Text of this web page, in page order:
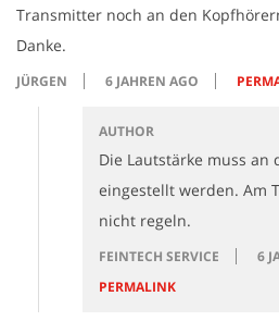
Transmitter noch an den
Danke.
JÜRGEN 6 JAHREN AGO
AUTHOR
Die Lautstärke muss an
eingestellt werden. Am
nicht regeln.
FEINTECH SERVICE
6
PERMALINK